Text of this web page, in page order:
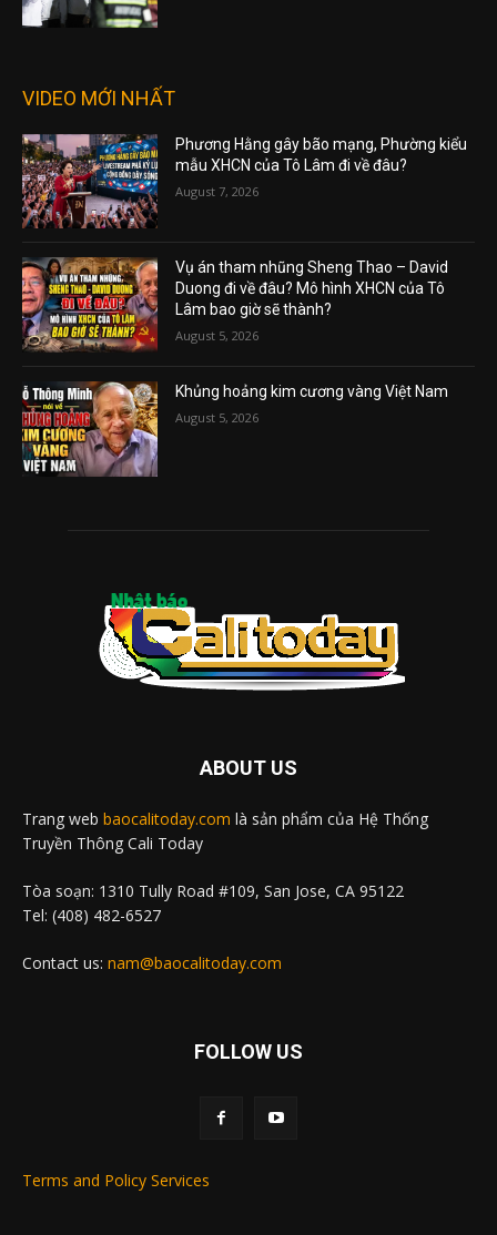
VIDEO MỚI NHẤT
Phương Hằng gây bão mạng, Phường kiểu
mẫu XHCN của Tô Lâm đi về đâu?
August 7, 2026
Vụ án tham nhũng Sheng Thao – David
Duong đi về đâu? Mô hình XHCN của Tô
Lâm bao giờ sẽ thành?
August 5, 2026
Khủng hoảng kim cương vàng Việt Nam
August 5, 2026
ABOUT US
Trang web baocalitoday.com là sản phẩm của Hệ Thống
Truyền Thông Cali Today
Tòa soạn: 1310 Tully Road #109, San Jose, CA 95122
Tel: (408) 482-6527
Contact us: nam@baocalitoday.com
FOLLOW US
Terms and Policy Services